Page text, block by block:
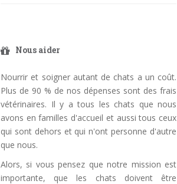
Nous aider
Nourrir et soigner autant de chats a un coût.
Plus de 90 % de nos dépenses sont des frais
vétérinaires. Il y a tous les chats que nous
avons en familles d'accueil et aussi tous ceux
qui sont dehors et qui n'ont personne d'autre
que nous.
Alors, si vous pensez que notre mission est
importante, que les chats doivent être